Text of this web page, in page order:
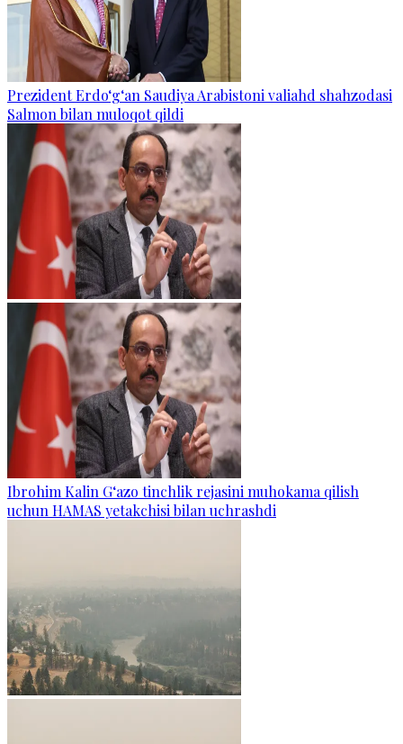
Prezident Erdo‘g‘an Saudiya Arabistoni valiahd shahzodasi
Salmon bilan muloqot qildi
Ibrohim Kalin G‘azo tinchlik rejasini muhokama qilish
uchun HAMAS yetakchisi bilan uchrashdi